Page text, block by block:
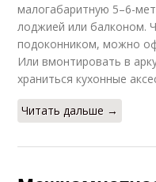
малогабаритную 5–6-
лоджией или балконом.
подоконником, можно
Или вмонтировать в
храниться кухонные
Читать дальше →